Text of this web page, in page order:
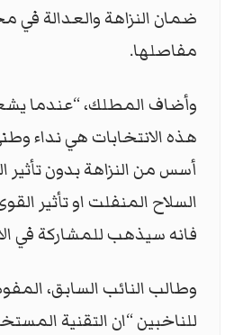
ضمان النزاهة والعدالة في
مفاصلها.
وأضاف المطلك، “عندما
هذه الانتخابات هي نداء
أسس من النزاهة بدون تأثير
السلاح المنفلت او تأثير
فانه سيذهب للمشاركة في
وطالب النائب السابق،
للناخبين “ان التقنية